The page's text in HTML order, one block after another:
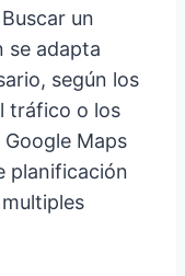
un
se adapta
según los
tráfico o los
Maps
planificación